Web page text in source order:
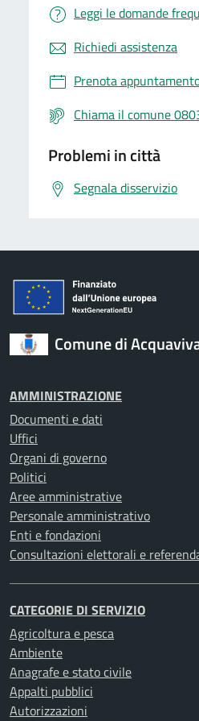
Leggi le domande
Richiedi assistenza
Prenota
Chiama il comune
Problemi in città
Segnala disservizio
Comune di
AMMINISTRAZIONE
Documenti e dati
Uffici
Organi di governo
Politici
Aree amministrative
Personale amministrativo
Enti e fondazioni
Consultazioni elettorali e
CATEGORIE DI SERVIZIO
Agricoltura e pesca
Ambiente
Anagrafe e stato civile
Appalti pubblici
Autorizzazioni